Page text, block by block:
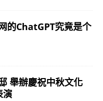
的ChatGPT究竟是个
舉辦慶祝中秋文化
演